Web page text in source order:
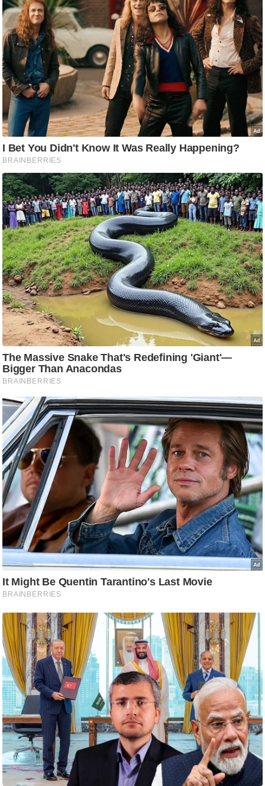
/
फै
श
न
घ
रे
लू
नु
स्खे
प
र्य
ट
न
स्थ
ल
फि
ट
ने
स
मं
त्रा
रि
ले
श
शि
प
रा
ज
नी
ति
वि
श्ले
ष
ण
स
म
सा
म
यि
क
मा
तृ
भू
मि
स्तं
भ
ए
म